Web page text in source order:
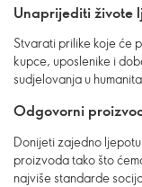
Unaprijediti živote
Stvarati prilike koje će
kupce, uposlenike i
sudjelovanja u
Odgovorni
Donijeti zajedno
proizvoda tako što
najviše standarde